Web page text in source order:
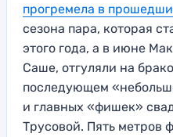
прогремела в
сезона пара, которая
этого года, а в июне
Саше, отгуляли на
последующем
и главных «фишек»
Трусовой. Пять метров